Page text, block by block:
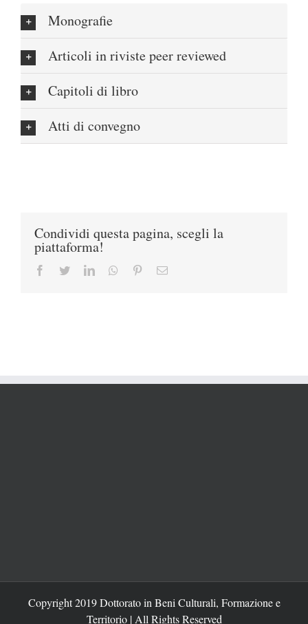
Monografie
Articoli in riviste peer reviewed
Capitoli di libro
Atti di convegno
Condividi questa pagina, scegli la
piattaforma!
Facebook
TwitterLinkedInWhatsappPinterestEmail
Copyright 2019 Dottorato in Beni Culturali, Formazione e
Territorio | All Rights Reserved